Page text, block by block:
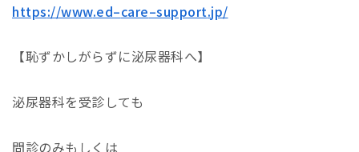
https://www.ed–care–support.jp/
【恥ずかしがらずに泌尿器科へ】
泌尿器科を受診しても
問診のみもしくは